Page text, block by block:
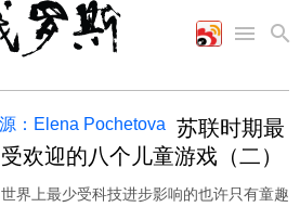
苏联时期最
受欢迎的八个儿童游戏（二）
世界上最少受科技进步影响的也许只有童趣